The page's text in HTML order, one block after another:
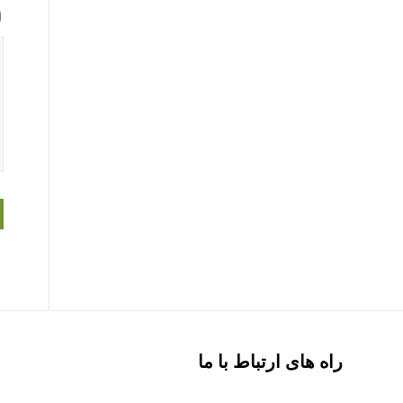
راه های ارتباط با ما